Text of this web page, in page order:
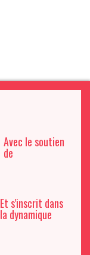
Avec le soutien
de
Et s'inscrit dans
la dynamique